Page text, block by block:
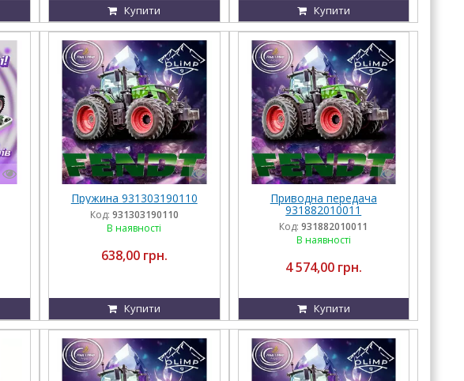
Купити Купити
Пружина 931303190110
Код: 931303190110
В наявності
638,00 грн.
Купити
Приводна передача
931882010011
Код: 931882010011
В наявності
4 574,00 грн.
Купити